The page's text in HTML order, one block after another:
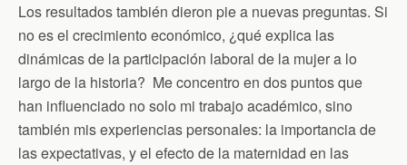
Los resultados también dieron pie a nuevas preguntas. Si
no es el crecimiento económico, ¿qué explica las
dinámicas de la participación laboral de la mujer a lo
largo de la historia? Me concentro en dos puntos que
han influenciado no solo mi trabajo académico, sino
también mis experiencias personales: la importancia de
las expectativas, y el efecto de la maternidad en las